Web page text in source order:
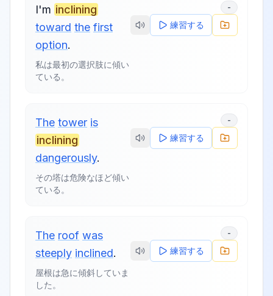
I'm inclining
toward the first
option.
私は最初の選択肢に傾い
ている。
-
練習する
The tower is
inclining
dangerously.
その塔は危険なほど傾い
ている。
-
練習する
The roof was
steeply inclined.
屋根は急に傾斜していま
した。
-
練習する